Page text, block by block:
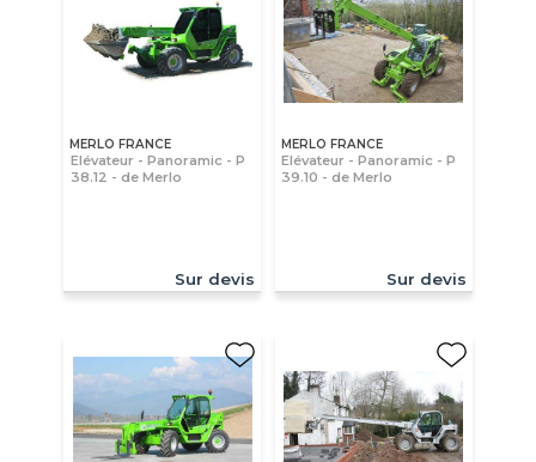
MERLO FRANCE
Elévateur - Panoramic - P
38.12 - de Merlo
Sur devis
MERLO FRANCE
Elévateur - Panoramic - P
39.10 - de Merlo
Sur devis